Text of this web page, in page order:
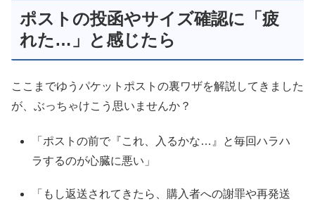
ポストの投函やサイズ確認に「疲
れた…」と感じたら
ここまでゆうパケットポストの裏ワザを解説してきました
が、ぶっちゃけこう思いませんか？
「ポストの前で『これ、入るかな…』と毎回ハラハ
ラするのが心臓に悪い」
「もし返送されてきたら、購入者への謝罪や再発送